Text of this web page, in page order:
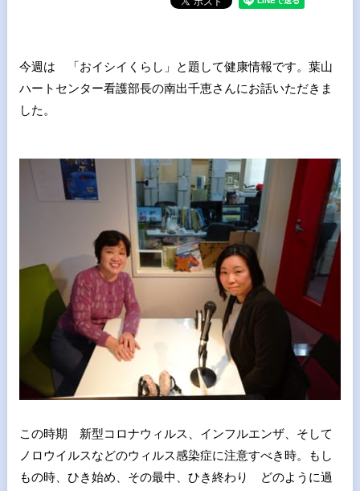
今週は 「おイシイくらし」と題して健康情報です。葉山
ハートセンター看護部長の南出千恵さんにお話いただきま
した。
この時期 新型コロナウィルス、インフルエンザ、そして
ノロウイルスなどのウィルス感染症に注意すべき時。もし
もの時、ひき始め、その最中、ひき終わり どのように過